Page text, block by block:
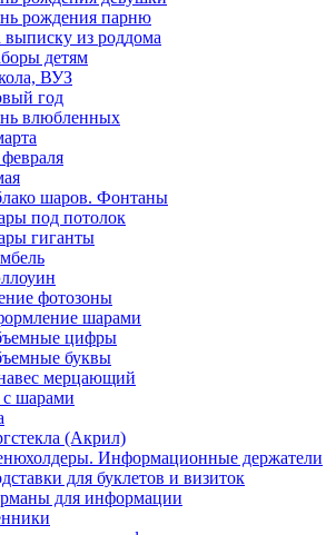
рождения парню
из роддома
детям
ВУЗ
год
влюбленных
шаров. Фонтаны
под потолок
гиганты
фотозоны
шарами
цифры
буквы
мерцающий
с шарами
(Акрил)
Информационные держатели
для буклетов и визиток
для информации